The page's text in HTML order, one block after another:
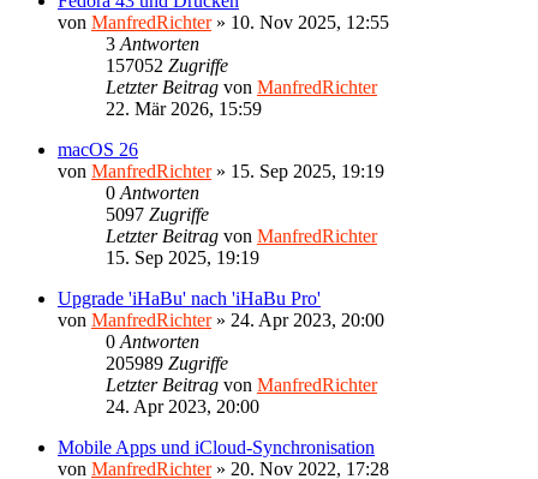
von ManfredRichter» 10. Nov 2025, 12:55
3 Antworten
157052 Zugriffe
Letzter Beitrag von ManfredRichter
22. Mär 2026, 15:59
macOS 26
von ManfredRichter» 15. Sep 2025, 19:19
0 Antworten
5097 Zugriffe
Letzter Beitrag von ManfredRichter
15. Sep 2025, 19:19
Upgrade 'iHaBu' nach 'iHaBu Pro'
von ManfredRichter» 24. Apr 2023, 20:00
0 Antworten
205989 Zugriffe
Letzter Beitrag von ManfredRichter
24. Apr 2023, 20:00
Mobile Apps und iCloud-Synchronisation
von ManfredRichter» 20. Nov 2022, 17:28